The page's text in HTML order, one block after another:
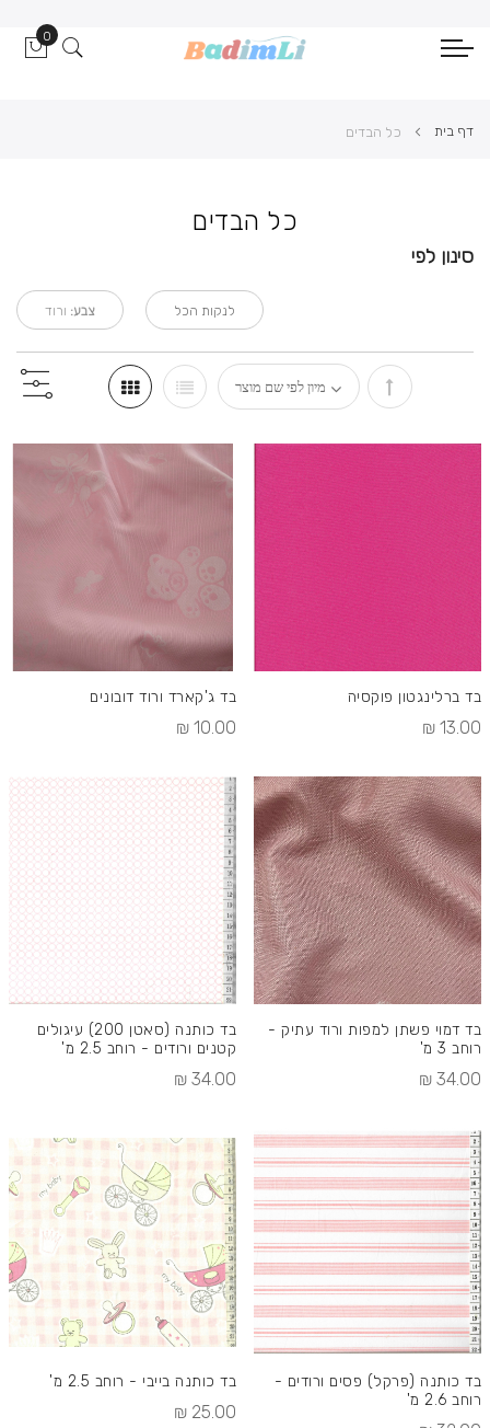
0
דף בית כל הבדים
כל הבדים
סינון לפי
צבע: ורוד לנקות הכל
הגדר
מיון
בד ברלינגטון פוקסיה
13.00 ₪
בד ג'קארד ורוד דובונים
10.00 ₪
בד דמוי פשתן למפות ורוד עתיק -
רוחב 3 מ'
34.00 ₪
בד כותנה (סאטן 200) עיגולים
קטנים ורודים - רוחב 2.5 מ'
34.00 ₪
בד כותנה (פרקל) פסים ורודים -
רוחב 2.6 מ'
בד כותנה בייבי - רוחב 2.5 מ'
25.00 ₪